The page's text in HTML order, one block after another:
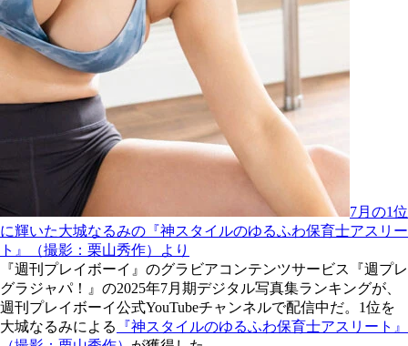
7月の1位
に輝いた大城なるみの『神スタイルのゆるふわ保育士アスリー
ト』（撮影：栗山秀作）より
『週刊プレイボーイ』のグラビアコンテンツサービス『週プレ
グラジャパ！』の2025年7月期デジタル写真集ランキングが、
週刊プレイボーイ公式YouTubeチャンネルで配信中だ。1位を
大城なるみによる
『神スタイルのゆるふわ保育士アスリート』